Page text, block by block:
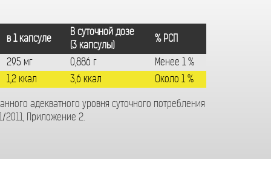
в 1 капсуле
В суточной дозе
(3 капсулы)
% РСП
295 мг
0,886 г
Менее 1 %
1,2 ккал
3,6 ккал
Около 1 %
адекватного уровня суточного потребления
2011, Приложение 2.